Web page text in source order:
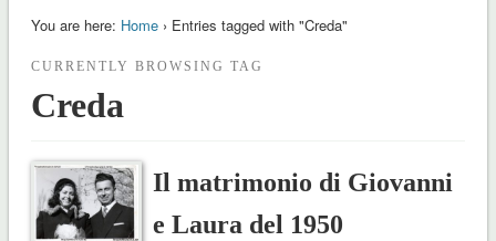
You are here: Home› Entries tagged with "Creda"
CURRENTLY BROWSING TAG
Creda
Il matrimonio di Giovanni
e Laura del 1950